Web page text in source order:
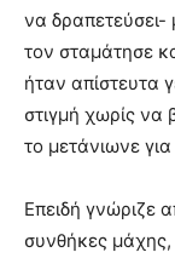
να δραπετεύσει-
τον σταμάτησε
ήταν απίστευτα
στιγμή χωρίς να
το μετάνιωνε
Επειδή γνώριζε
συνθήκες μάχης,